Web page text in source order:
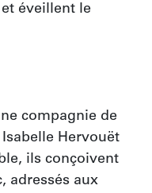
éveillent le
compagnie de
Hervouët
ils conçoivent
adressés aux